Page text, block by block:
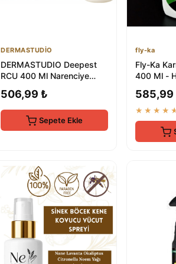
DERMASTUDİO
DERMASTUDIO Deepest
RCU 400 Ml Narenciye
Spreyi
506,99 ₺
Sepete Ekle
fly-ka
Fly-Ka
400 Ml -
v...
585,99
★★★★★